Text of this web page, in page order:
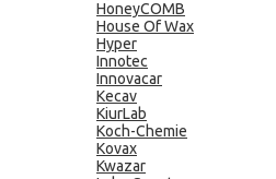
HoneyCOMB
House Of Wax
Hyper
Innotec
Innovacar
Kecav
KiurLab
Koch-Chemie
Kovax
Kwazar